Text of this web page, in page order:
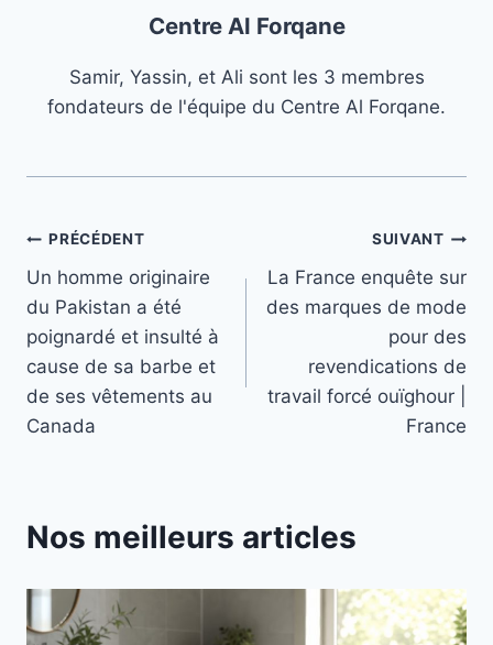
Centre Al Forqane
Samir, Yassin, et Ali sont les 3 membres
fondateurs de l'équipe du Centre Al Forqane.
Navigation
de
l’article
PRÉCÉDENT
Un homme originaire
du Pakistan a été
poignardé et insulté à
cause de sa barbe et
de ses vêtements au
Canada
SUIVANT
La France enquête sur
des marques de mode
pour des
revendications de
travail forcé ouïghour |
France
Nos meilleurs articles